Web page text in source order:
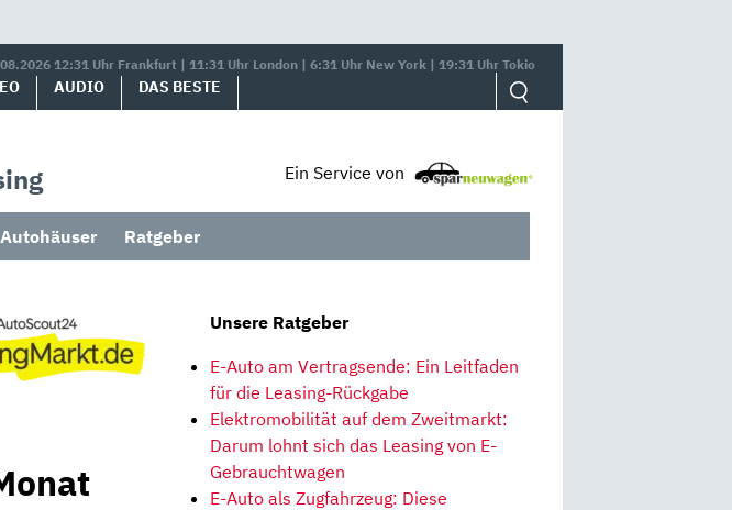
12:31 Uhr Frankfurt | 11:31 Uhr London | 6:31 Uhr New York | 19:31 Uhr Tokio
AUDIO DAS BESTE
Ein Service von
Autohäuser Ratgeber
Unsere Ratgeber
E-Auto am Vertragsende: Ein Leitfaden
für die Leasing-Rückgabe
Elektromobilität auf dem Zweitmarkt:
Darum lohnt sich das Leasing von E-
Gebrauchtwagen
E-Auto als Zugfahrzeug: Diese